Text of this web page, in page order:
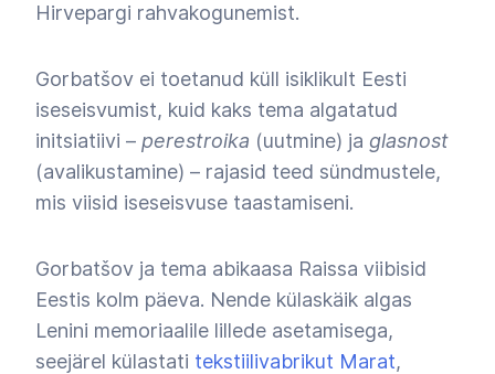
Hirvepargi rahvakogunemist.
Gorbatšov ei toetanud küll isiklikult Eesti
iseseisvumist, kuid kaks tema algatatud
initsiatiivi – perestroika (uutmine) ja glasnost
(avalikustamine) – rajasid teed sündmustele,
mis viisid iseseisvuse taastamiseni.
Gorbatšov ja tema abikaasa Raissa viibisid
Eestis kolm päeva. Nende külaskäik algas
Lenini memoriaalile lillede asetamisega,
seejärel külastati tekstiilivabrikut Marat,